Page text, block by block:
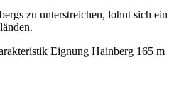
zu unterstreichen, lohnt sich ein
Eignung Hainberg 165 m